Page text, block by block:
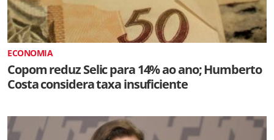
ECONOMIA
Copom reduz Selic para 14% ao ano; Humberto
Costa considera taxa insuficiente